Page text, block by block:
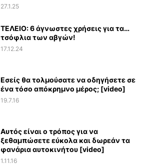
27.1.25
ΤΕΛΕΙΟ: 6 άγνωστες χρήσεις για τα…
τσόφλια των αβγών!
17.12.24
Εσείς θα τολμούσατε να οδηγήσετε σε
ένα τόσο απόκρημνο μέρος; [video]
19.7.16
Αυτός είναι ο τρόπος για να
ξεθαμπώσετε εύκολα και δωρεάν τα
φανάρια αυτοκινήτου [video]
1.11.16